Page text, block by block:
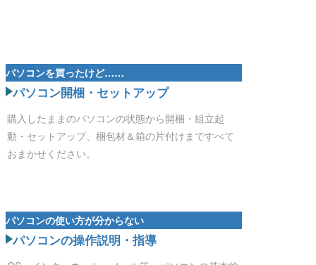
パソコンを買ったけど……
パソコン開梱・セットアップ
購入したままのパソコンの状態から開梱・組立起
動・セットアップ、梱包材＆箱の片付けまですべて
おまかせください。
パソコンの使い方が分からない
パソコンの操作説明・指導